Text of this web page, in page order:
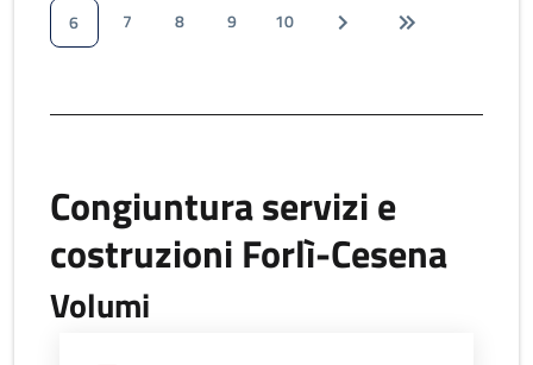
6
7 8 9 10
Congiuntura servizi e
costruzioni Forlì-Cesena
Volumi